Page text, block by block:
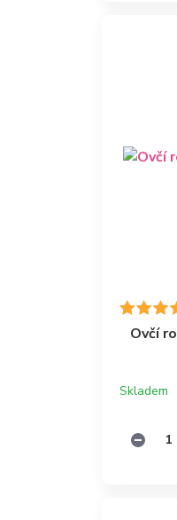
Ovčí
Skladem